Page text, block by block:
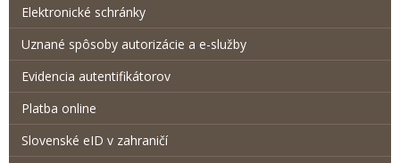
Elektronické schránky
Uznané spôsoby autorizácie a e-služby
Evidencia autentifikátorov
Platba online
Slovenské eID v zahraničí